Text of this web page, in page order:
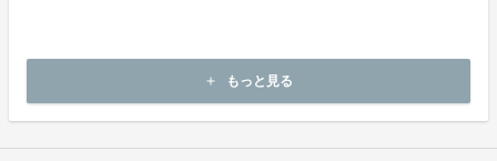
キャンセルはできません。
決済完了後の返金は一切できません。
add もっと見る